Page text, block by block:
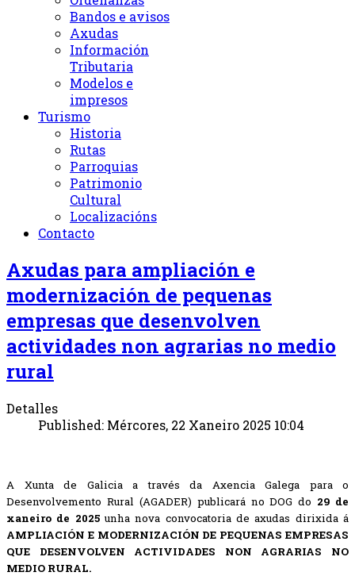
Bandos e avisos
Axudas
Información
Tributaria
Modelos e
impresos
Turismo
Historia
Rutas
Parroquias
Patrimonio
Cultural
Localizacións
Contacto
Axudas para ampliación e
modernización de pequenas
empresas que desenvolven
actividades non agrarias no medio
rural
Detalles
Published: Mércores, 22 Xaneiro 2025 10:04
A Xunta de Galicia a través da Axencia Galega para o
Desenvolvemento Rural (AGADER) publicará no DOG do 29 de
xaneiro de 2025 unha nova convocatoria de axudas dirixida á
AMPLIACIÓN E MODERNIZACIÓN DE PEQUENAS EMPRESAS
QUE DESENVOLVEN ACTIVIDADES NON AGRARIAS NO
MEDIO RURAL.